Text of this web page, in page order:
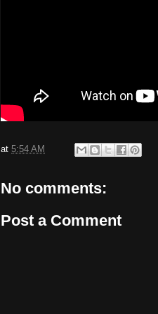
at 5:54 AM
No comments:
Post a Comment